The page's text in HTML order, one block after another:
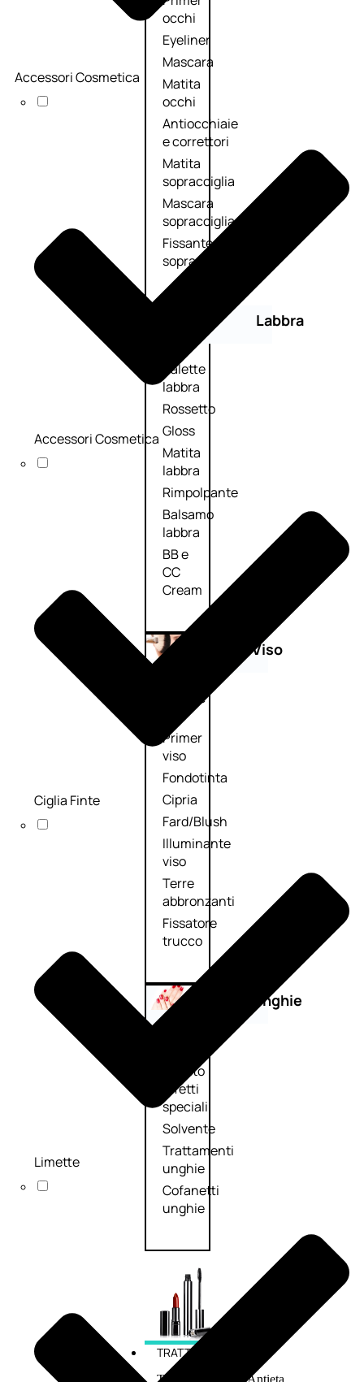
occhi
Eyeliner
Mascara
Matita
occhi
Antiocchiaie
e correttori
Matita
sopracciglia
Mascara
sopracciglia
Fissante
sopracciglia
Labbra
Palette
labbra
Rossetto
Gloss
Matita
labbra
Rimpolpante
Balsamo
labbra
BB e
CC
Cream
Viso
Palette
viso
Primer
viso
Fondotinta
Cipria
Fard/Blush
Illuminante
viso
Terre
abbronzanti
Fissatore
trucco
Unghie
Smalto
effetti
speciali
Solvente
Trattamenti
unghie
Cofanetti
unghie
TRATTAMENTI
Accessori Cosmetica
Accessori Cosmetica
Ciglia Finte
Limette